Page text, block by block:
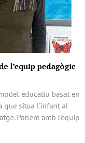
l’equip pedagògic
educatiu basat en
que situa l’infant al
Parlem amb l’equip